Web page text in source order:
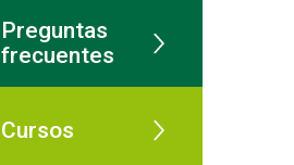
Preguntas
frecuentes
Cursos